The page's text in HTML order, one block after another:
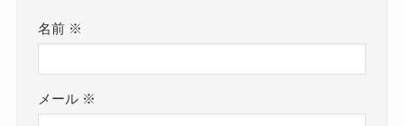
名前 ※
メール ※